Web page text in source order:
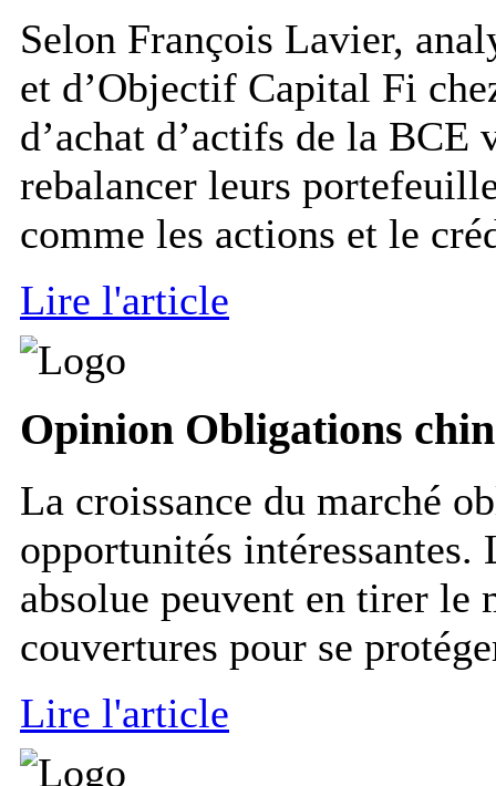
Selon François Lavier,
et d’Objectif Capital Fi
d’achat d’actifs de la BCE
rebalancer leurs
comme les actions et le
Lire l'article
Opinion Obligations
La croissance du marché
opportunités intéressantes.
absolue peuvent en tirer
couvertures pour se
Lire l'article